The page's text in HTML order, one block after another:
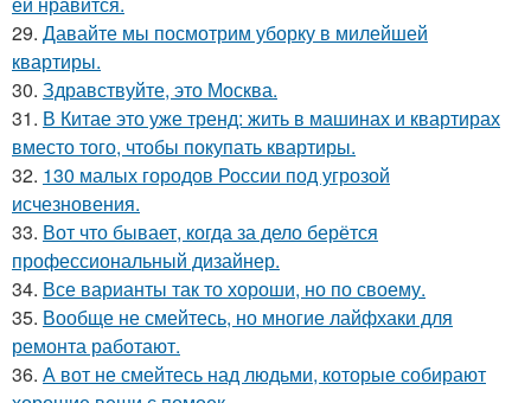
29. Давайте мы посмотрим уборку в милейшей
квартиры.
30. Здравствуйте, это Москва.
31. В Китае это уже тренд: жить в машинах и квартирах
вместо того, чтобы покупать квартиры.
32. 130 малых городов России под угрозой
исчезновения.
33. Вот что бывает, когда за дело берётся
профессиональный дизайнер.
34. Все варианты так то хороши, но по своему.
35. Вообще не смейтесь, но многие лайфхаки для
ремонта работают.
36. А вот не смейтесь над людьми, которые собирают